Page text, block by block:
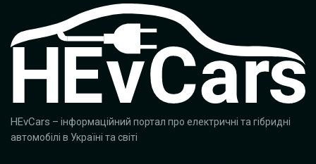
HEvCars – інформаційний портал про електричні та гібридні
автомобілі в Україні та світі